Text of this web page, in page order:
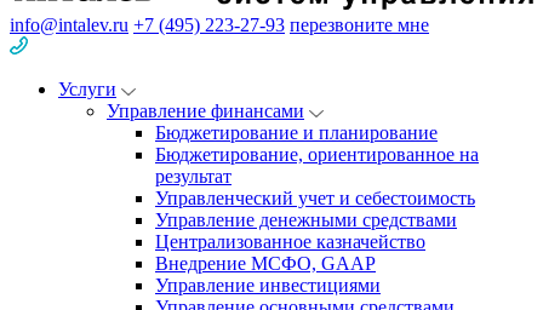
info@intalev.ru +7 (495) 223-27-93 перезвоните мне
Услуги
Управление финансами
Бюджетирование и планирование
Бюджетирование, ориентированное на
результат
Управленческий учет и себестоимость
Управление денежными средствами
Централизованное казначейство
Внедрение МСФО, GAAP
Управление инвестициями